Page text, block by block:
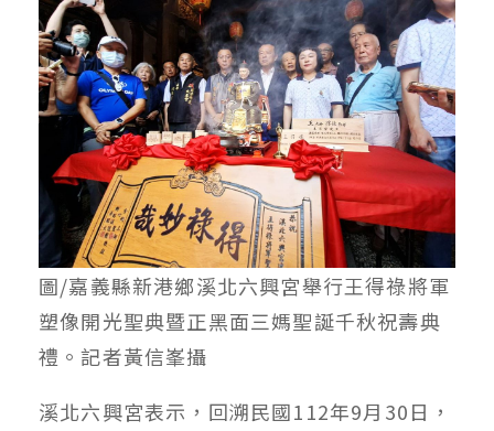
圖/嘉義縣新港鄉溪北六興宮舉行王得祿將軍
塑像開光聖典暨正黑面三媽聖誕千秋祝壽典
禮。記者黃信峯攝
溪北六興宮表示，回溯民國112年9月30日，